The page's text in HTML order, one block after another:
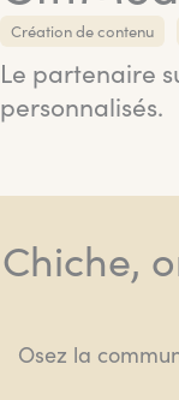
Création de contenu
Le partenaire
personnalisés.
Chiche,
Osez la